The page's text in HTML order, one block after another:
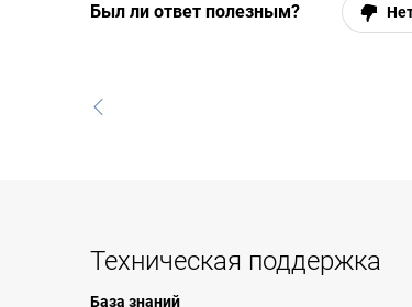
Был ли ответ полезным?
Техническая поддержка
База знаний